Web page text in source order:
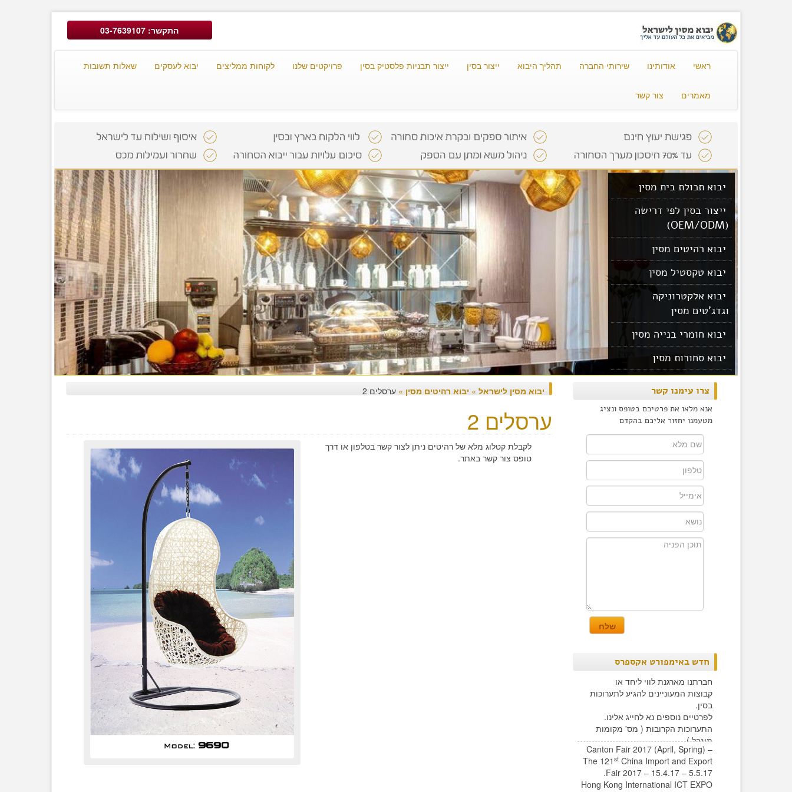
התקשר: 03-7639107
ראשי אודותינו שירותי החברה תהליך היבוא ייצור בסין ייצור תבניות פלסטיק בסין פרויקטים שלנו לקוחות ממליצים יבוא לעסקים שאלות תשובות
מאמרים צור קשר
יבוא תכולת בית מסין
ייצור בסין לפי דרישה
(OEM/ODM)
יבוא רהיטים מסין
יבוא טקסטיל מסין
יבוא אלקטרוניקה
וגדג'טים מסין
יבוא חומרי בנייה מסין
יבוא סחורות מסין
יבוא מוצרים מסין
יבוא מסין לישראל » יבוא רהיטים מסין » ערסלים 2
ערסלים 2
לקבלת קטלוג מלא של רהיטים ניתן לצור קשר בטלפון או דרך
טופס צור קשר באתר.
צרו עימנו קשר
אנא מלאו את פרטיכם בטופס ונציג
מטעמנו יחזור אליכם בהקדם
חדש באימפורט אקספרס
חברתנו מארגנת לווי ליחד או
קבוצות המעוניינים להגיע לתערוכות
בסין.
לפרטיים נוספים נא לחייג אלינו.
התערוכות הקרובות ( מס' מקומות
מוגבל )
Canton Fair 2017 (April, Spring) –
The 121 st China Import and Export
Fair 2017 – 15.4.17 – 5.5.17.
Hong Kong International ICT EXPO